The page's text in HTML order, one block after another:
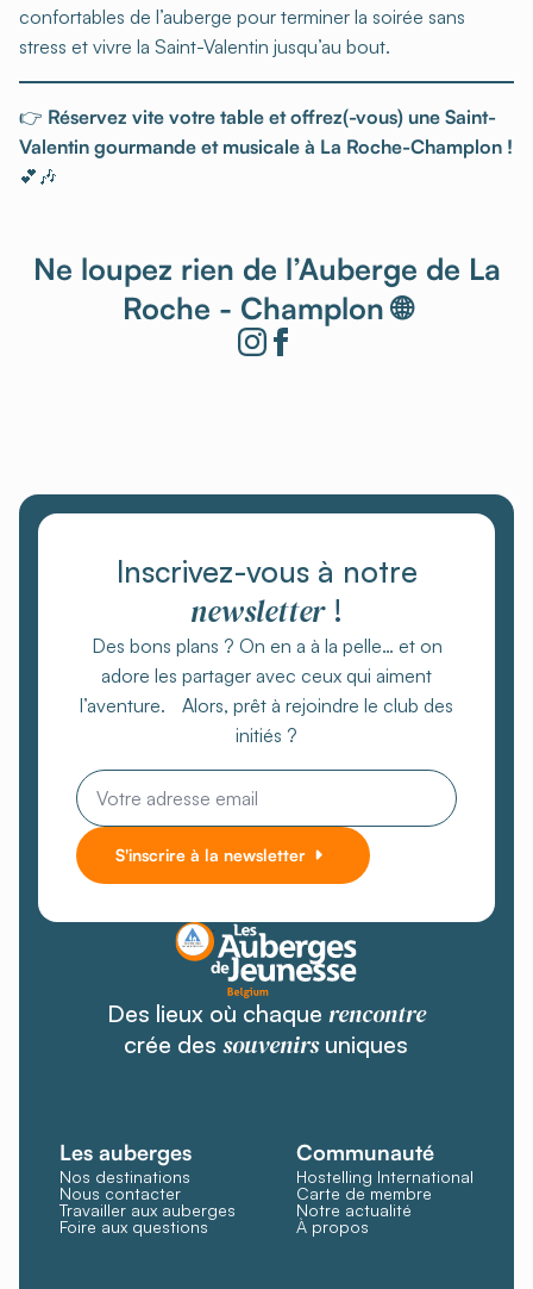
confortables de l’auberge pour terminer la soirée sans
stress et vivre la Saint-Valentin jusqu’au bout.
👉 Réservez vite votre table et offrez(-vous) une Saint-
Valentin gourmande et musicale à La Roche-Champlon !
💕🎶
Ne loupez rien de l’Auberge de La
Roche - Champlon 🌐
Inscrivez-vous à notre
newsletter!
Des bons plans ? On en a à la pelle… et on
adore les partager avec ceux qui aiment
l’aventure. Alors, prêt à rejoindre le club des
initiés ?
Email
S'inscrire à la newsletter
Des lieux où chaque rencontre
crée dessouvenirsuniques
Les auberges
Nos destinations
Nous contacter
Travailler aux auberges
Foire aux questions
Communauté
Hostelling International
Carte de membre
Notre actualité
À propos